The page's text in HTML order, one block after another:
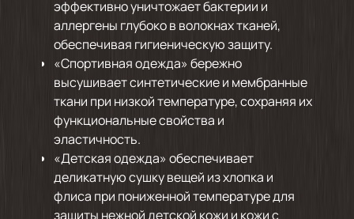
эффективно уничтожает бактерии и
аллергены глубоко в волокнах тканей,
обеспечивая гигиеническую защиту.
«Спортивная одежда» бережно
высушивает синтетические и мембранные
ткани при низкой температуре, сохраняя их
функциональные свойства и
эластичность.
«Детская одежда» обеспечивает
деликатную сушку вещей из хлопка и
флиса при пониженной температуре для
защиты нежной детской кожи и кожи с